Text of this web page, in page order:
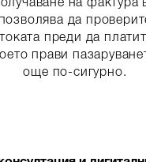
на фактура
позволява да
преди да
прави
още по-сигурно.